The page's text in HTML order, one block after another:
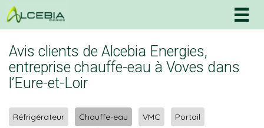
Avis clients de Alcebia Energies,
entreprise chauffe-eau à Voves dans
l’Eure-et-Loir
Réfrigérateur Chauffe-eau VMC Portail